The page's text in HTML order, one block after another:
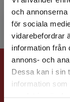
och
för sociala
vidarebefordrar
information från
annons- och
Dessa kan i sin
information
Det verkar
Han har